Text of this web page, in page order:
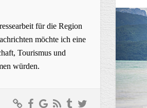
für die Region
möchte ich eine
Tourismus und
würden.